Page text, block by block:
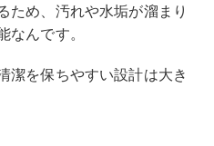
ため、汚れや水垢が溜まり
んです。
潔を保ちやすい設計は大き